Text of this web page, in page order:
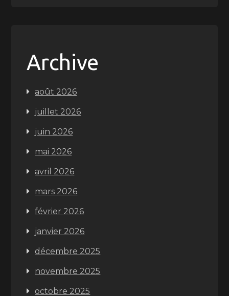
Archive
août 2026
juillet 2026
juin 2026
mai 2026
avril 2026
mars 2026
février 2026
janvier 2026
décembre 2025
novembre 2025
octobre 2025